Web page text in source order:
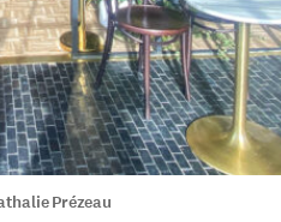
Prézeau